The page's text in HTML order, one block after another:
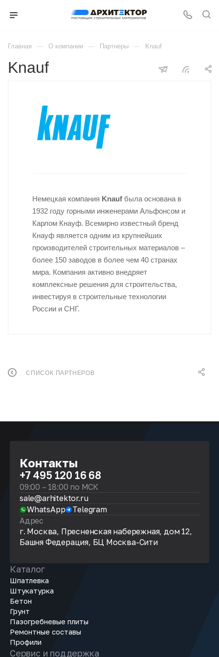
Главная — О компании — Партнеры — Knauf
Knauf
Немецкая компания Knauf была основана в
1932 году горными инженерами Альфонсом и
Карлом Кнауф. Всемирно известный бренд
Кнауф является одним из крупнейших
производителей строительных материалов –
более 150 заводов в более чем 40 странах
мира. Компания активно внедряет
комплексные решения для строительства,
инвестируя в строительные технологии
России и СНГ.
СПИСОК ПАРТНЕРОВ
Контакты
+7 495 120 16 68
09:00 – 18:00 по МСК
sale@arhitektor.ru
WhatsApp
Telegram
Адрес
г. Москва, Пресненская набережная, дом 12,
Башня Федерация, БЦ Москва-Сити
Каталог
Шпатлевка
Штукатурка
Бетон
Грунт
Пазогребневые плиты
Ремонтные составы
Профили
Сервис и поддержка